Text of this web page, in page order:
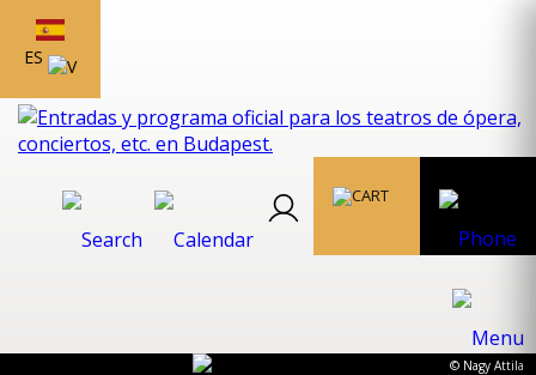
ES
© Nagy Attila